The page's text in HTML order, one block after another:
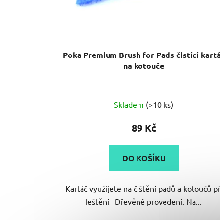
Poka Premium Brush for Pads čistící
na kotouče
hodnocení
produktu
5,0
z
hvězdiček.
Skladem (>10 ks)
89 Kč
DO KOŠÍKU
Kartáč využijete na čištění padů a kotoučů
leštění. Dřevěné provedení. Na...